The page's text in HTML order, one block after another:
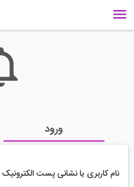
ورود
نام کاربری یا نشانی پست الکترونیک